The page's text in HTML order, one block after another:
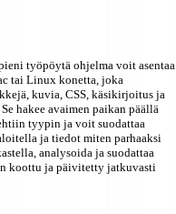
työpöytä ohjelma voit asentaa
tai Linux konetta, joka
kuvia, CSS, käsikirjoitus ja
hakee avaimen paikan päällä
tyypin ja voit suodattaa
ja tiedot miten parhaaksi
analysoida ja suodattaa
koottu ja päivitetty jatkuvasti